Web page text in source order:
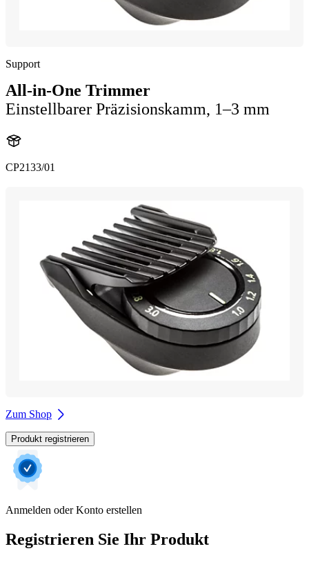
Support
All-in-One Trimmer
Einstellbarer Präzisionskamm, 1–3 mm
CP2133/01
Zum Shop
Produkt registrieren
Anmelden oder Konto erstellen
Registrieren Sie Ihr Produkt